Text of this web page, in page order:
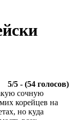
5/5 - (54 голосов)
сочную
корейцев на
но куда